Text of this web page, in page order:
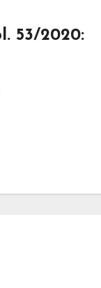
53/2020: